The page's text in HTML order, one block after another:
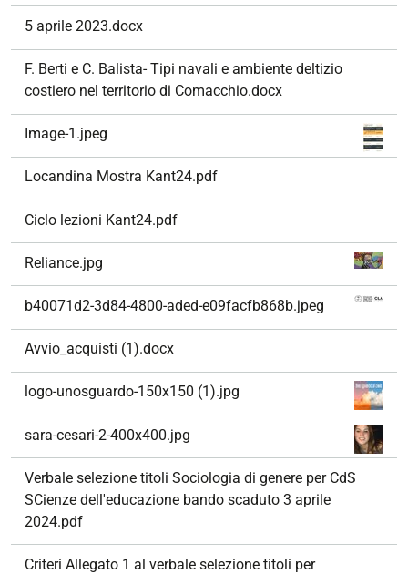
5 aprile 2023.docx
F. Berti e C. Balista- Tipi navali e ambiente deltizio
costiero nel territorio di Comacchio.docx
Image-1.jpeg
Locandina Mostra Kant24.pdf
Ciclo lezioni Kant24.pdf
Reliance.jpg
b40071d2-3d84-4800-aded-e09facfb868b.jpeg
Avvio_acquisti (1).docx
logo-unosguardo-150x150 (1).jpg
sara-cesari-2-400x400.jpg
Verbale selezione titoli Sociologia di genere per CdS
SCienze dell'educazione bando scaduto 3 aprile
2024.pdf
Criteri Allegato 1 al verbale selezione titoli per